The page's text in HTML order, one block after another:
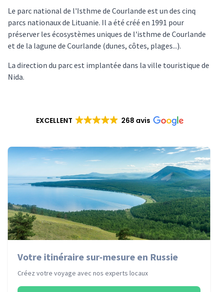
Le parc national de l'Isthme de Courlande est un des cinq
parcs nationaux de Lituanie. Il a été créé en 1991 pour
préserver les écosystèmes uniques de l'isthme de Courlande
et de la lagune de Courlande (dunes, côtes, plages...).
La direction du parc est implantée dans la ville touristique de
Nida.
EXCELLENT 268 avis
Votre itinéraire sur-mesure en Russie
Créez votre voyage avec nos experts locaux